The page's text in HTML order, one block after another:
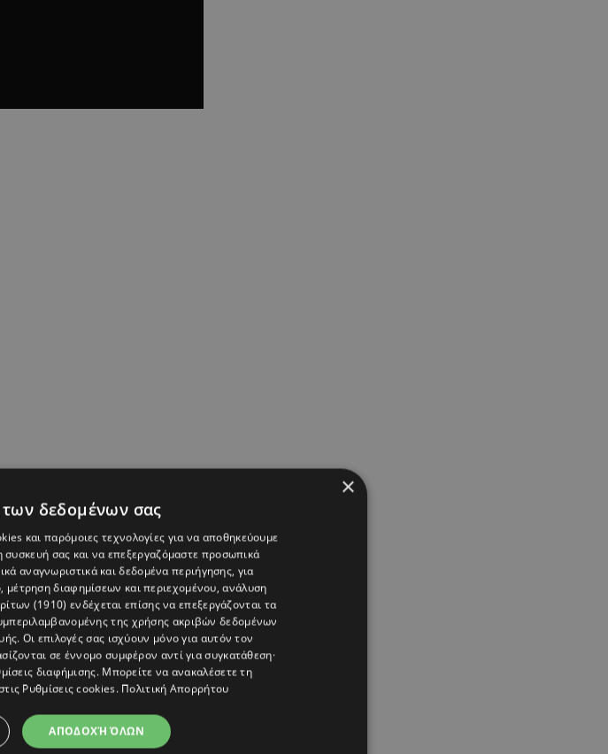
×
δεδομένων σας
και παρόμοιες τεχνολογίες για να αποθηκεύουμε
σας και να επεξεργαζόμαστε προσωπικά
αναγνωριστικά και δεδομένα περιήγησης, για
μέτρηση διαφημίσεων και περιεχομένου, ανάλυση
(1910) ενδέχεται επίσης να επεξεργάζονται τα
της χρήσης ακριβών δεδομένων
Οι επιλογές σας ισχύουν μόνο για αυτόν τον
σε έννομο συμφέρον αντί για συγκατάθεση·
διαφήμισης. Μπορείτε να ανακαλέσετε τη
Ρυθμίσεις cookies. Πολιτική Απορρήτου
ΑΠΟΔΟΧΉ ΌΛΩΝ